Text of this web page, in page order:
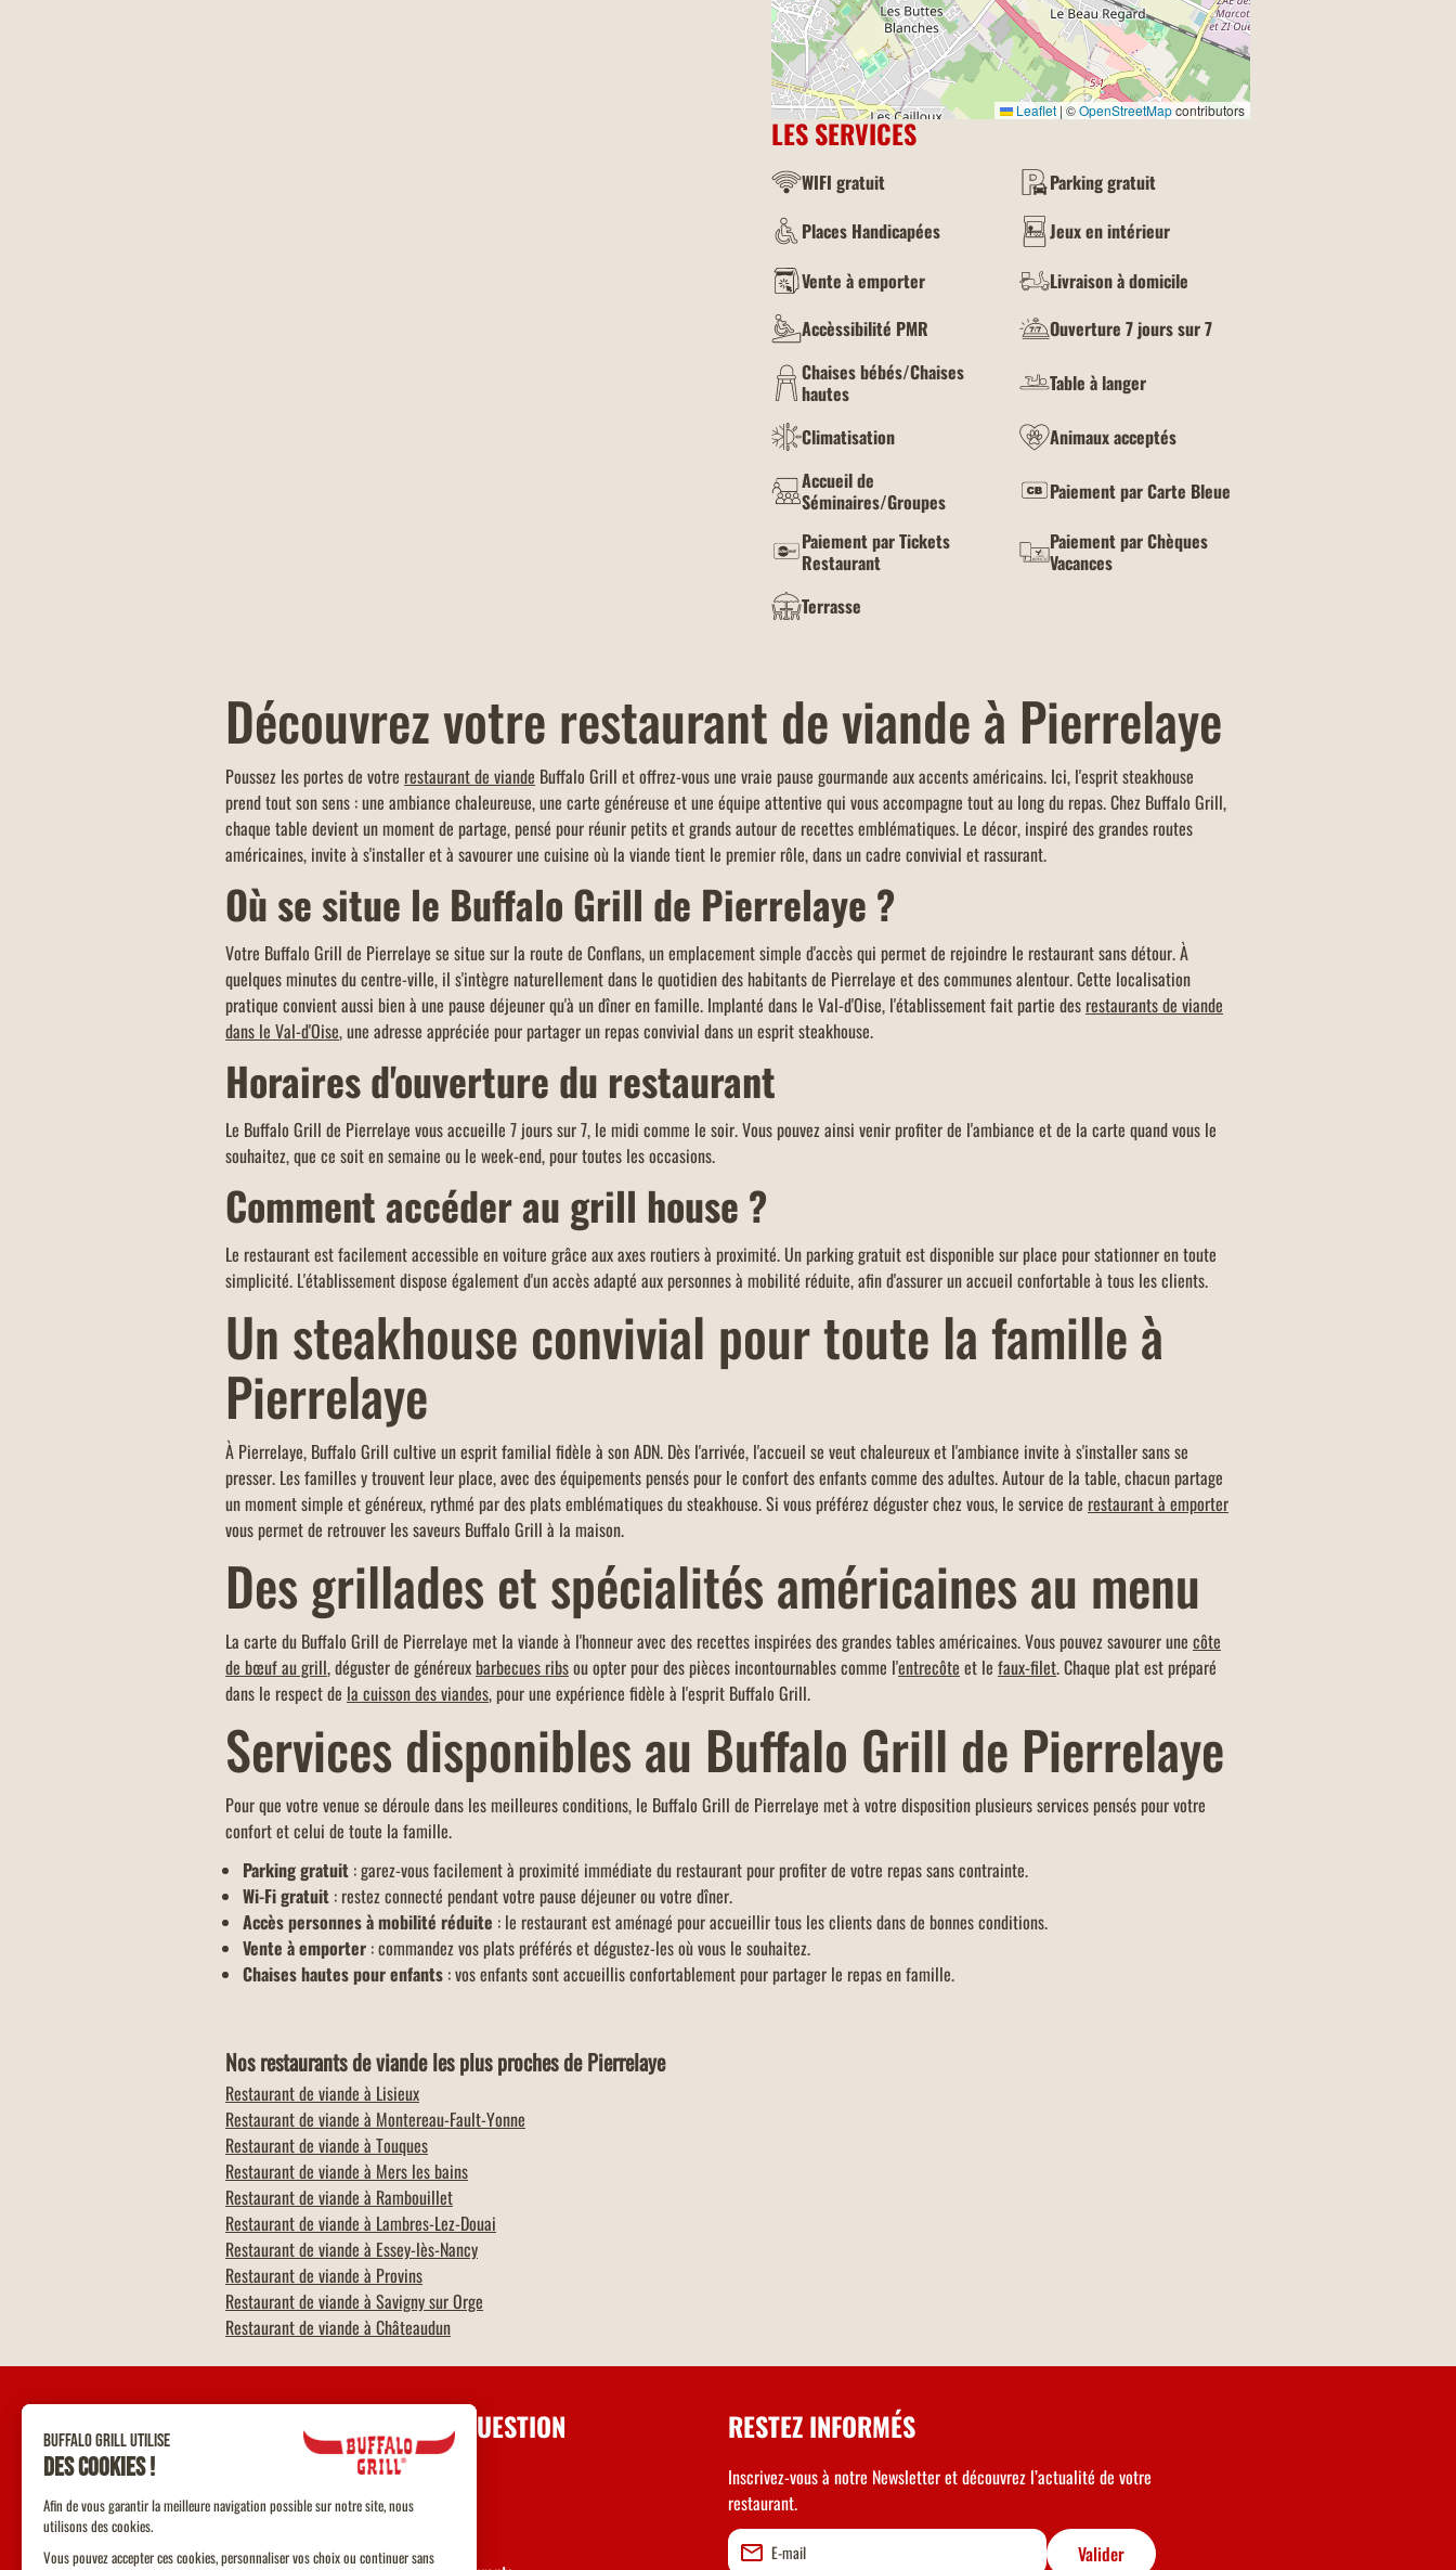
Leaflet |©OpenStreetMapcontributors
LES SERVICES
WIFI gratuit
Parking gratuit
Places Handicapées
Jeux en intérieur
Vente à emporter
Livraison à domicile
Accèssibilité PMR
Ouverture 7 jours sur 7
Chaises bébés/Chaises
hautes
Table à langer
Climatisation
Animaux acceptés
Accueil de
Séminaires/Groupes
Paiement par Carte Bleue
Paiement par Tickets
Restaurant
Paiement par Chèques
Vacances
Terrasse
Découvrez votre restaurant de viande à Pierrelaye
Poussez les portes de votre restaurant de viande Buffalo Grill et offrez-vous une vraie pause gourmande aux accents américains. Ici, l'esprit steakhouse
prend tout son sens : une ambiance chaleureuse, une carte généreuse et une équipe attentive qui vous accompagne tout au long du repas. Chez Buffalo Grill,
chaque table devient un moment de partage, pensé pour réunir petits et grands autour de recettes emblématiques. Le décor, inspiré des grandes routes
américaines, invite à s'installer et à savourer une cuisine où la viande tient le premier rôle, dans un cadre convivial et rassurant.
Où se situe le Buffalo Grill de Pierrelaye ?
Votre Buffalo Grill de Pierrelaye se situe sur la route de Conflans, un emplacement simple d'accès qui permet de rejoindre le restaurant sans détour. À
quelques minutes du centre-ville, il s'intègre naturellement dans le quotidien des habitants de Pierrelaye et des communes alentour. Cette localisation
pratique convient aussi bien à une pause déjeuner qu'à un dîner en famille. Implanté dans le Val-d'Oise, l'établissement fait partie des restaurants de viande
dans le Val-d'Oise, une adresse appréciée pour partager un repas convivial dans un esprit steakhouse.
Horaires d'ouverture du restaurant
Le Buffalo Grill de Pierrelaye vous accueille 7 jours sur 7, le midi comme le soir. Vous pouvez ainsi venir profiter de l'ambiance et de la carte quand vous le
souhaitez, que ce soit en semaine ou le week-end, pour toutes les occasions.
Comment accéder au grill house ?
Le restaurant est facilement accessible en voiture grâce aux axes routiers à proximité. Un parking gratuit est disponible sur place pour stationner en toute
simplicité. L'établissement dispose également d'un accès adapté aux personnes à mobilité réduite, afin d'assurer un accueil confortable à tous les clients.
Un steakhouse convivial pour toute la famille à
Pierrelaye
À Pierrelaye, Buffalo Grill cultive un esprit familial fidèle à son ADN. Dès l'arrivée, l'accueil se veut chaleureux et l'ambiance invite à s'installer sans se
presser. Les familles y trouvent leur place, avec des équipements pensés pour le confort des enfants comme des adultes. Autour de la table, chacun partage
un moment simple et généreux, rythmé par des plats emblématiques du steakhouse. Si vous préférez déguster chez vous, le service de restaurant à emporter
vous permet de retrouver les saveurs Buffalo Grill à la maison.
Des grillades et spécialités américaines au menu
La carte du Buffalo Grill de Pierrelaye met la viande à l'honneur avec des recettes inspirées des grandes tables américaines. Vous pouvez savourer une côte
de bœuf au grill, déguster de généreux barbecues ribsou opter pour des pièces incontournables comme l'entrecôte et le faux-filet. Chaque plat est préparé
dans le respect de la cuisson des viandes, pour une expérience fidèle à l'esprit Buffalo Grill.
Services disponibles au Buffalo Grill de Pierrelaye
Pour que votre venue se déroule dans les meilleures conditions, le Buffalo Grill de Pierrelaye met à votre disposition plusieurs services pensés pour votre
confort et celui de toute la famille.
Parking gratuit : garez-vous facilement à proximité immédiate du restaurant pour profiter de votre repas sans contrainte.
Wi-Fi gratuit : restez connecté pendant votre pause déjeuner ou votre dîner.
Accès personnes à mobilité réduite : le restaurant est aménagé pour accueillir tous les clients dans de bonnes conditions.
Vente à emporter : commandez vos plats préférés et dégustez-les où vous le souhaitez.
Chaises hautes pour enfants : vos enfants sont accueillis confortablement pour partager le repas en famille.
Nos restaurants de viande les plus proches de Pierrelaye
Restaurant de viande à Lisieux
Restaurant de viande à Montereau-Fault-Yonne
Restaurant de viande à Touques
Restaurant de viande à Mers les bains
Restaurant de viande à Rambouillet
Restaurant de viande à Lambres-Lez-Douai
Restaurant de viande à Essey-lès-Nancy
Restaurant de viande à Provins
Restaurant de viande à Savigny sur Orge
Restaurant de viande à Châteaudun
UNE QUESTION RESTEZ INFORMÉS
Inscrivez-vous à notre Newsletter et découvrez l’actualité de votre
restaurant.
Valider